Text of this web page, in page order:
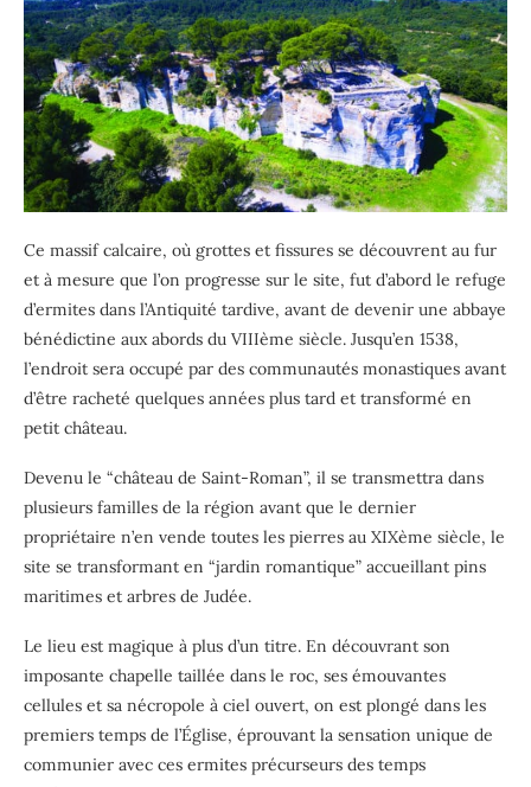
Ce massif calcaire, où grottes et fissures se découvrent au fur
et à mesure que l’on progresse sur le site, fut d’abord le refuge
d’ermites dans l’Antiquité tardive, avant de devenir une abbaye
bénédictine aux abords du VIIIème siècle. Jusqu’en 1538,
l’endroit sera occupé par des communautés monastiques avant
d’être racheté quelques années plus tard et transformé en
petit château.
Devenu le “château de Saint-Roman”, il se transmettra dans
plusieurs familles de la région avant que le dernier
propriétaire n’en vende toutes les pierres au XIXème siècle, le
site se transformant en “jardin romantique” accueillant pins
maritimes et arbres de Judée.
Le lieu est magique à plus d’un titre. En découvrant son
imposante chapelle taillée dans le roc, ses émouvantes
cellules et sa nécropole à ciel ouvert, on est plongé dans les
premiers temps de l’Église, éprouvant la sensation unique de
communier avec ces ermites précurseurs des temps